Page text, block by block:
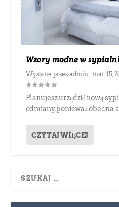
Wzory modne w sypialni
Wysłane przezadmin |mar 15,
Planujesz urządzić nową
odmiany, ponieważ obecna
CZYTAJ WIĘCEJ